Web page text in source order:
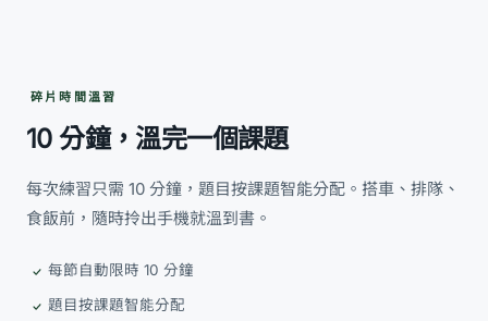
碎片時間溫習
10 分鐘，溫完一個課題
每次練習只需 10 分鐘，題目按課題智能分配。搭車、排隊、
食飯前，隨時拎出手機就溫到書。
每節自動限時 10 分鐘
題目按課題智能分配